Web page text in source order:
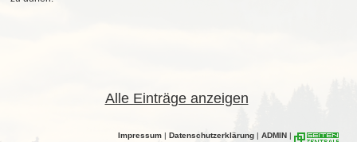
Alle Einträge anzeigen
Impressum | Datenschutzerklärung | ADMIN |